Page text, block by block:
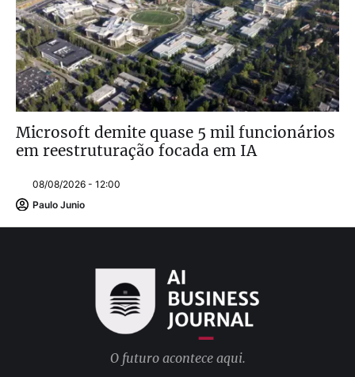
Microsoft demite quase 5 mil funcionários
em reestruturação focada em IA
08/08/2026 - 12:00
Paulo Junio
O futuro acontece aqui.